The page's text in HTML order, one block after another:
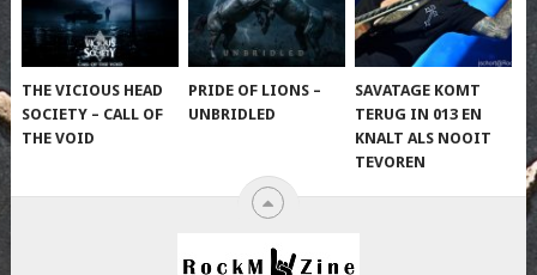
THE VICIOUS HEAD
SOCIETY – CALL OF
THE VOID
PRIDE OF LIONS –
UNBRIDLED
SAVATAGE KOMT
TERUG IN 013 EN
KNALT ALS NOOIT
TEVOREN